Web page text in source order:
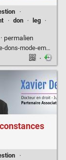
·
· don · leg
·
permalien
emploi.html
·
·